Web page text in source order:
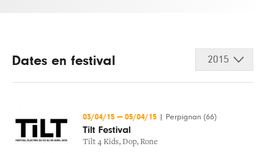
Dates en festival 2015
03/04/15 — 05/04/15 Perpignan (66)
Tilt Festival
Tilt 4 Kids, Dop, Rone